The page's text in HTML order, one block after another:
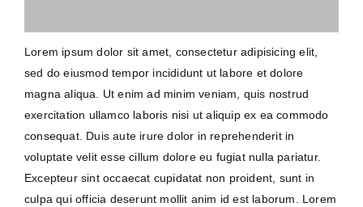
Lorem ipsum dolor sit amet, consectetur adipisicing elit,
sed do eiusmod tempor incididunt ut labore et dolore
magna aliqua. Ut enim ad minim veniam, quis nostrud
exercitation ullamco laboris nisi ut aliquip ex ea commodo
consequat. Duis aute irure dolor in reprehenderit in
voluptate velit esse cillum dolore eu fugiat nulla pariatur.
Excepteur sint occaecat cupidatat non proident, sunt in
culpa qui officia deserunt mollit anim id est laborum. Lorem